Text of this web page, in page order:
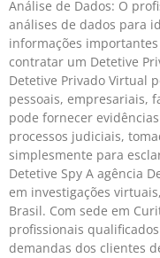
Análise de Dados: O
análises de dados para
informações
contratar um Detetive
Detetive Privado Virtual
pessoais, empresariais,
pode fornecer
processos judiciais,
simplesmente para
Detetive Spy A agência
em investigações
Brasil. Com sede em
profissionais
demandas dos clientes